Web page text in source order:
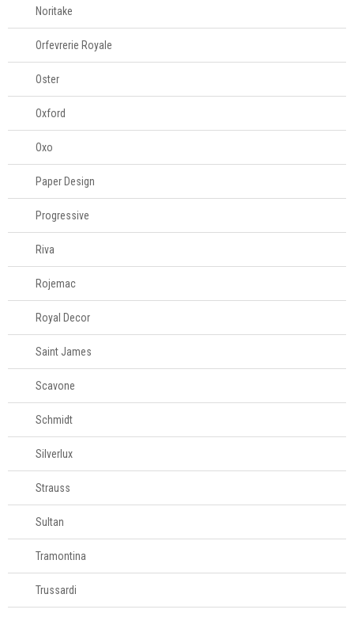
Noritake
Orfevrerie Royale
Oster
Oxford
Oxo
Paper Design
Progressive
Riva
Rojemac
Royal Decor
Saint James
Scavone
Schmidt
Silverlux
Strauss
Sultan
Tramontina
Trussardi